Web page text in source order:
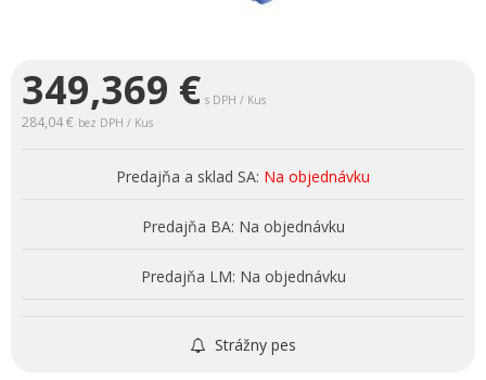
349,369 € s DPH / Kus
284,04 € bez DPH / Kus
Predajňa a sklad SA: Na objednávku
Predajňa BA: Na objednávku
Predajňa LM: Na objednávku
Strážny pes